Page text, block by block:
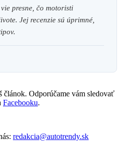
presne, čo motoristi
Jej recenzie sú úprimné,
článok. Odporúčame vám sledovať
Facebooku.
redakcia@autotrendy.sk